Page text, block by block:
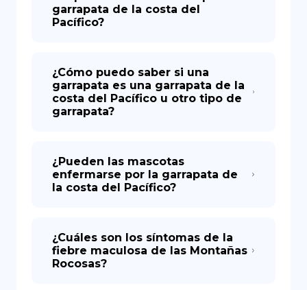
garrapata de la costa del
Pacífico?
¿Cómo puedo saber si una
garrapata es una garrapata de la
costa del Pacífico u otro tipo de
garrapata?
¿Pueden las mascotas
enfermarse por la garrapata de
la costa del Pacífico?
¿Cuáles son los síntomas de la
fiebre maculosa de las Montañas
Rocosas?